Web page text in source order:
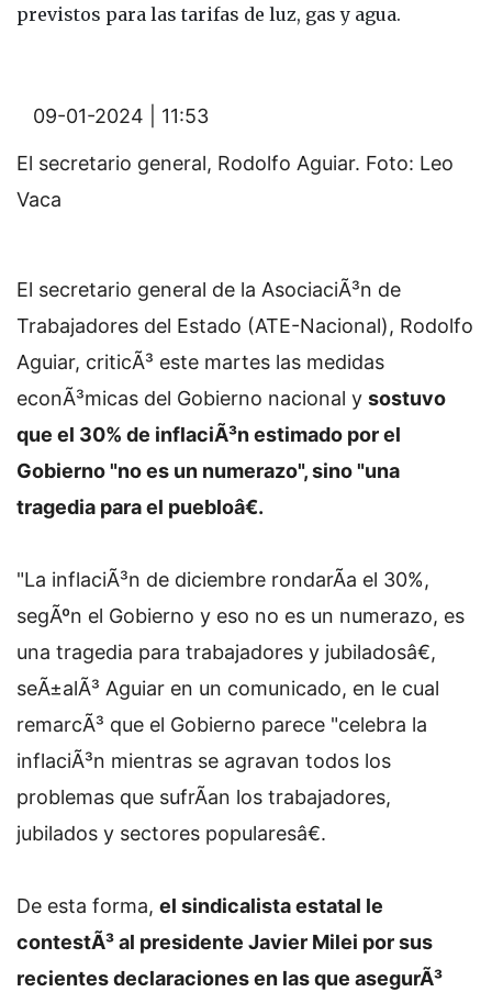
previstos para las tarifas de luz, gas y agua.
09-01-2024 | 11:53
El secretario general, Rodolfo Aguiar. Foto: Leo
Vaca
El secretario general de la AsociaciÃ³n de
Trabajadores del Estado (ATE-Nacional), Rodolfo
Aguiar, criticÃ³ este martes las medidas
econÃ³micas del Gobierno nacional y sostuvo
que el 30% de inflaciÃ³n estimado por el
Gobierno "no es un numerazo", sino "una
tragedia para el puebloâ€.
"La inflaciÃ³n de diciembre rondarÃ­a el 30%,
segÃºn el Gobierno y eso no es un numerazo, es
una tragedia para trabajadores y jubiladosâ€,
seÃ±alÃ³ Aguiar en un comunicado, en le cual
remarcÃ³ que el Gobierno parece "celebra la
inflaciÃ³n mientras se agravan todos los
problemas que sufrÃ­an los trabajadores,
jubilados y sectores popularesâ€.
De esta forma, el sindicalista estatal le
contestÃ³ al presidente Javier Milei por sus
recientes declaraciones en las que asegurÃ³